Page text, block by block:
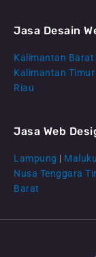
Jasa Desain
Kalimantan Barat
Kalimantan Timur
Riau
Jasa Web
Lampung | Maluku
Nusa Tenggara
Barat